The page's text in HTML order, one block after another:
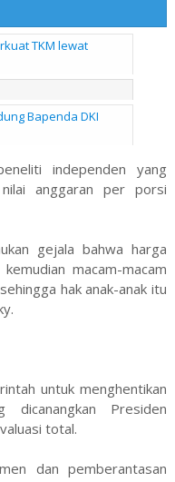
TKM lewat
Bapenda DKI
independen yang
nilai anggaran per porsi
gejala bahwa harga
macam-macam
hak anak-anak itu
untuk menghentikan
Presiden
total.
dan pemberantasan